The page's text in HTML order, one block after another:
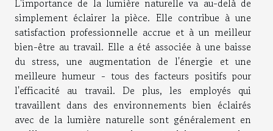
L'importance de la lumière naturelle va au-delà de
simplement éclairer la pièce. Elle contribue à une
satisfaction professionnelle accrue et à un meilleur
bien-être au travail. Elle a été associée à une baisse
du stress, une augmentation de l'énergie et une
meilleure humeur - tous des facteurs positifs pour
l'efficacité au travail. De plus, les employés qui
travaillent dans des environnements bien éclairés
avec de la lumière naturelle sont généralement en